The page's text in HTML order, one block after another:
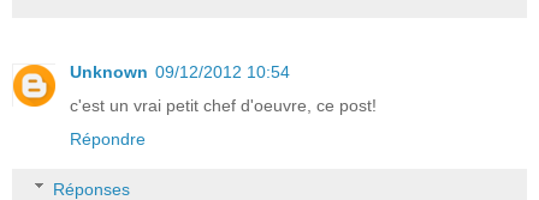
Unknown 09/12/2012 10:54
c'est un vrai petit chef d'oeuvre, ce post!
Répondre
Réponses